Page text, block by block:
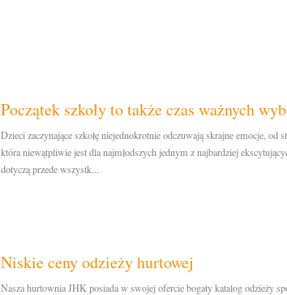
Początek szkoły to także czas ważnych
Dzieci zaczynające szkołę niejednokrotnie odczuwają skrajne emocje,
która niewątpliwie jest dla najmłodszych jednym z najbardziej
dotyczą przede wszystk...
Niskie ceny odzieży hurtowej
Nasza hurtownia JHK posiada w swojej ofercie bogaty katalog odzieży